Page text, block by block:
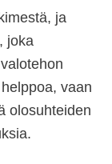
ja
joka
vaan
olosuhteiden